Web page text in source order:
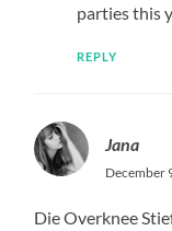
parties this
REPLY
Jana
December
Die Overknee